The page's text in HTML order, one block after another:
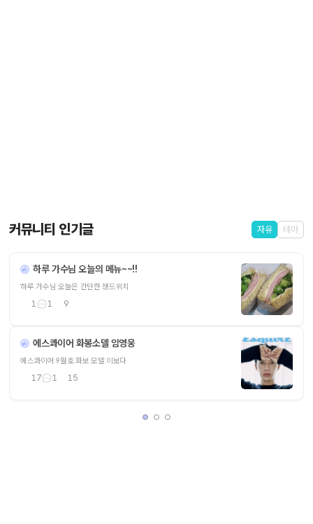
커뮤니티 인기글 자유 테마
하루 가수님 오늘의 메뉴~~!!
하루 가수님 오늘은 간단한 샌드위치
1 1 9
에스콰이어 화봉소델 임영웅
에스콰이어 9월호 화보 모델 이보다
17 1 15